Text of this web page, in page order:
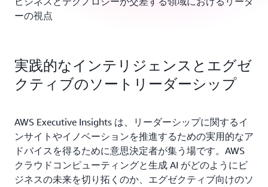
ーの視点
実践的なインテリジェンスとエグゼ
クティブのソートリーダーシップ
AWS Executive Insights は、リーダーシップに関するイ
ンサイトやイノベーションを推進するための実用的なア
ドバイスを得るために意思決定者が集う場です。AWS
クラウドコンピューティングと生成 AI がどのようにビ
ジネスの未来を切り拓くのか、エグゼクティブ向けのソ